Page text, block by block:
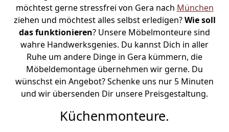
möchtest gerne stressfrei von Gera nach München
ziehen und möchtest alles selbst erledigen?Wie soll
das funktionieren? Unsere Möbelmonteure sind
wahre Handwerksgenies. Du kannst Dich in aller
Ruhe um andere Dinge in Gera kümmern, die
Möbeldemontage übernehmen wir gerne. Du
wünschst ein Angebot? Schenke uns nur 5 Minuten
und wir übersenden Dir unsere Preisgestaltung.
Küchenmonteure.